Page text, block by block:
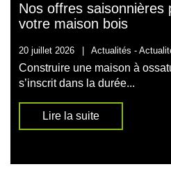
Nos offres saisonnières
votre maison bois
20 juillet 2026 Actualités -
Construire une maison à
s’inscrit dans la durée...
Lire la suite